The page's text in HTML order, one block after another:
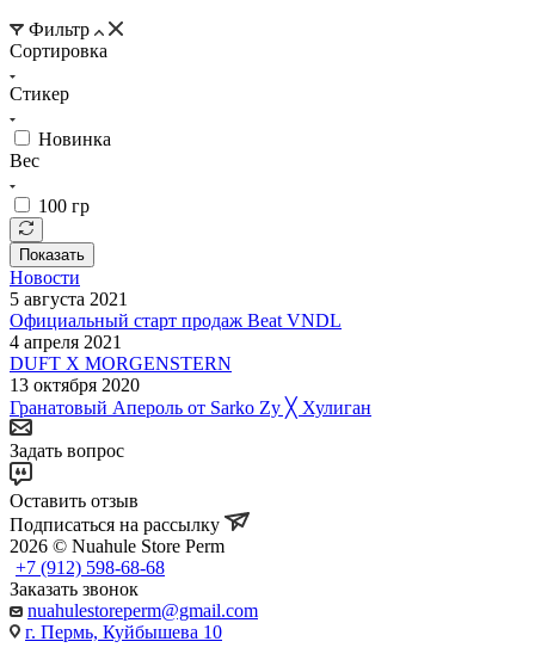
Фильтр
Сортировка
Стикер
Новинка
Вес
100 гр
Показать
Новости
5 августа 2021
Официальный старт продаж Beat VNDL
4 апреля 2021
DUFT X MORGENSTERN
13 октября 2020
Гранатовый Апероль от Sarko Zy ╳ Хулиган
Задать вопрос
Оставить отзыв
Подписаться на рассылку
2026 © Nuahule Store Perm
+7 (912) 598-68-68
Заказать звонок
nuahulestoreperm@gmail.com
г. Пермь, Куйбышева 10